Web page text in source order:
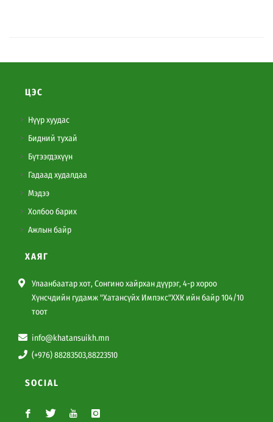
ЦЭС
Нүүр хуудас
Бидний тухай
Бүтээгдэхүүн
Гадаад худалдаа
Мэдээ
Холбоо барих
Ажлын байр
ХАЯГ
Улаанбаатар хот, Сонгино хайрхан дүүрэг, 4-р хороо
Хүнсчдийн гудамж "Хатансүйх Импэкс"ХХК ийн байр 104/10
тоот
info@khatansuikh.mn
(+976) 88283503,88223510
SOCIAL